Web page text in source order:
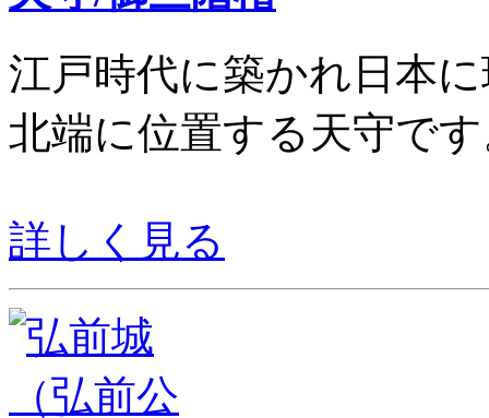
江戸時代に築かれ日本
北端に位置する天守で
詳しく見る